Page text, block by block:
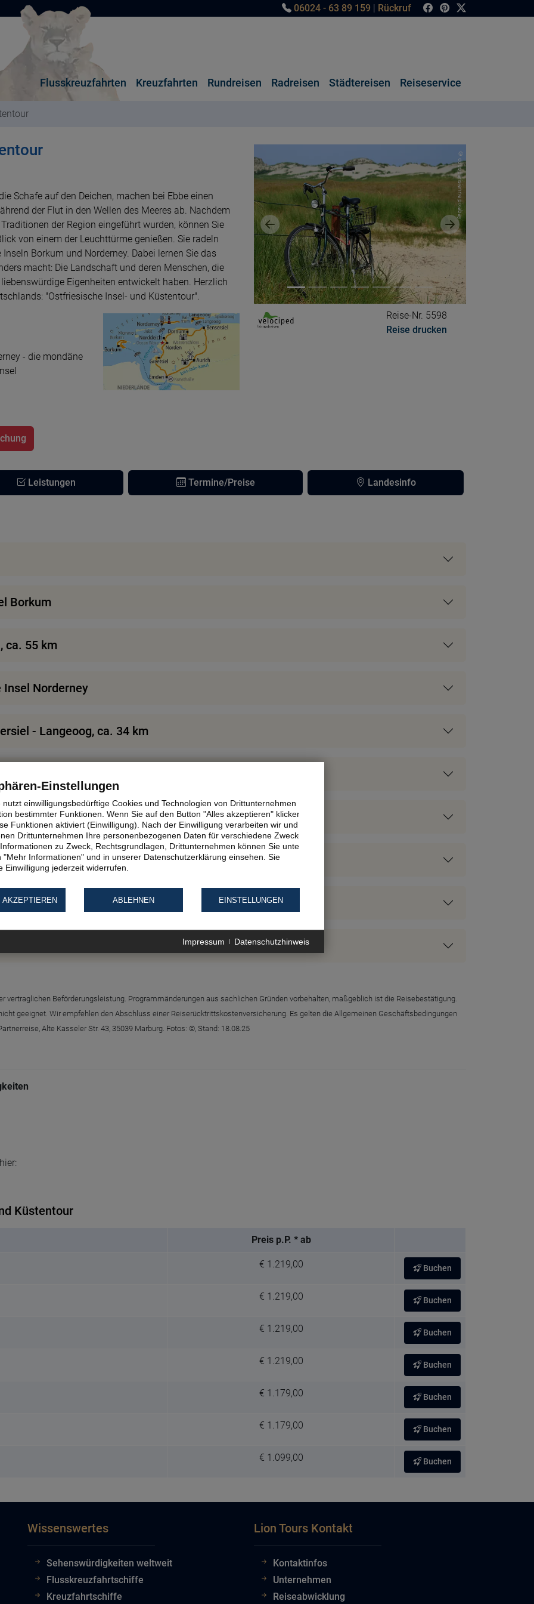
06024 - 63 89 159 | Rückruf
Flusskreuzfahrten Kreuzfahrten Rundreisen Radreisen Städtereisen Reiseservice
© cocoparisienne pixabay
Vorheriges Bild Nächstes Bild
Reise-Nr. 5598
Reise drucken
Schafe auf den Deichen, machen bei Ebbe einen
der Flut in den Wellen des Meeres ab. Nachdem
der Region eingeführt wurden, können Sie
von einem der Leuchttürme genießen. Sie radeln
Borkum und Norderney. Dabei lernen Sie das
macht: Die Landschaft und deren Menschen, die
Eigenheiten entwickelt haben. Herzlich
"Ostfriesische Insel- und Küstentour".
- die mondäne
Leistungen Termine/Preise Landesinfo
Borkum
ca. 55 km
Norderney
- Langeoog, ca. 34 km
ca. 65 km
Insel- und Küstentour zu empfehlen?
vertraglichen Beförderungsleistung. Programmänderungen aus sachlichen Gründen vorbehalten, maßgeblich ist die Reisebestätigung.
geeignet. Wir empfehlen den Abschluss einer Reiserücktrittskostenversicherung. Es gelten die Allgemeinen Geschäftsbedingungen
Alte Kasseler Str. 43, 35039 Marburg. Fotos: ©, Stand: 18.08.25
Küstentour
Preis p.P. * ab
€ 1.219,00 Buchen
€ 1.219,00 Buchen
€ 1.219,00 Buchen
€ 1.219,00 Buchen
€ 1.179,00 Buchen
€ 1.179,00 Buchen
€ 1.099,00 Buchen
Wissenswertes
Sehenswürdigkeiten weltweit
Flusskreuzfahrtschiffe
Kreuzfahrtschiffe
Lion Tours Kontakt
Kontaktinfos
Unternehmen
Reiseabwicklung
Einstellungen
nutzt einwilligungsbedürftige Cookies und Technologien von Drittunternehmen
bestimmter Funktionen. Wenn Sie auf den Button "Alles akzeptieren" klicken,
Funktionen aktiviert (Einwilligung). Nach der Einwilligung verarbeiten wir und
Drittunternehmen Ihre personenbezogenen Daten für verschiedene Zwecke.
zu Zweck, Rechtsgrundlagen, Drittunternehmen können Sie unter
"Mehr Informationen" und in unserer Datenschutzerklärung einsehen. Sie
Einwilligung jederzeit widerrufen.
AKZEPTIEREN ABLEHNEN EINSTELLUNGEN
Impressum Datenschutzhinweis